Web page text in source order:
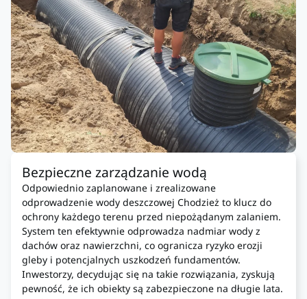
Bezpieczne zarządzanie wodą
Odpowiednio zaplanowane i zrealizowane
odprowadzenie wody deszczowej Chodzież to klucz do
ochrony każdego terenu przed niepożądanym zalaniem.
System ten efektywnie odprowadza nadmiar wody z
dachów oraz nawierzchni, co ogranicza ryzyko erozji
gleby i potencjalnych uszkodzeń fundamentów.
Inwestorzy, decydując się na takie rozwiązania, zyskują
pewność, że ich obiekty są zabezpieczone na długie lata.